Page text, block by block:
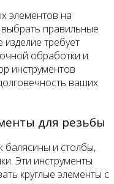
элементов на
правильные
требует
обработки и
инструментов
ваших
для резьбы
балясины и столбы,
Эти инструменты
круглые элементы с